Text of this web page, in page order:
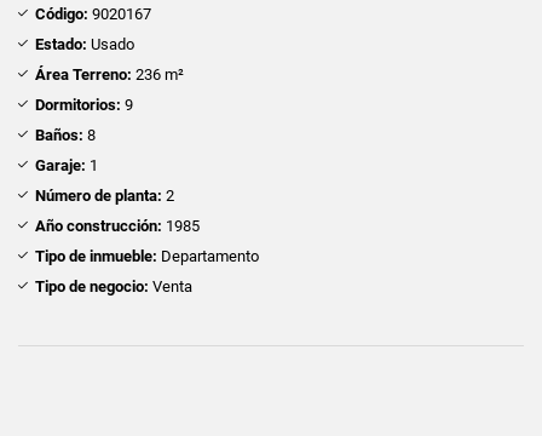
Código: 9020167
Estado: Usado
Área Terreno: 236 m²
Dormitorios: 9
Baños: 8
Garaje: 1
Número de planta: 2
Año construcción: 1985
Tipo de inmueble: Departamento
Tipo de negocio: Venta